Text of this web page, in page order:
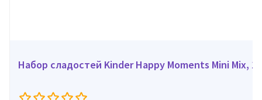
Набор сладостей Kinder Happy Moments Mini Mix,